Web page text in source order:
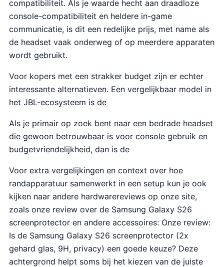
compatibiliteit. Als je waarde hecht aan draadloze
console-compatibiliteit en heldere in-game
communicatie, is dit een redelijke prijs, met name als
de headset vaak onderweg of op meerdere apparaten
wordt gebruikt.
Voor kopers met een strakker budget zijn er echter
interessante alternatieven. Een vergelijkbaar model in
het JBL-ecosysteem is de
Als je primair op zoek bent naar een bedrade headset
die gewoon betrouwbaar is voor console gebruik en
budgetvriendelijkheid, dan is de
Voor extra vergelijkingen en context over hoe
randapparatuur samenwerkt in een setup kun je ook
kijken naar andere hardwarereviews op onze site,
zoals onze review over de Samsung Galaxy S26
screenprotector en andere accessoires: Onze review:
Is de Samsung Galaxy S26 screenprotector (2x
gehard glas, 9H, privacy) een goede keuze? Deze
achtergrond helpt soms bij het kiezen van de juiste